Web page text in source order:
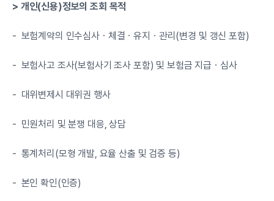
> 개인(신용)정보의 조회 목적
-  보험계약의 인수심사ㆍ체결ㆍ유지ㆍ관리(변경 및 갱신 포함)
-  보험사고 조사(보험사기 조사 포함) 및 보험금 지급ㆍ심사
-  대위변제시 대위권 행사
-  민원처리 및 분쟁 대응, 상담
-  통계처리(모형 개발, 요율 산출 및 검증 등)
-  본인 확인(인증)